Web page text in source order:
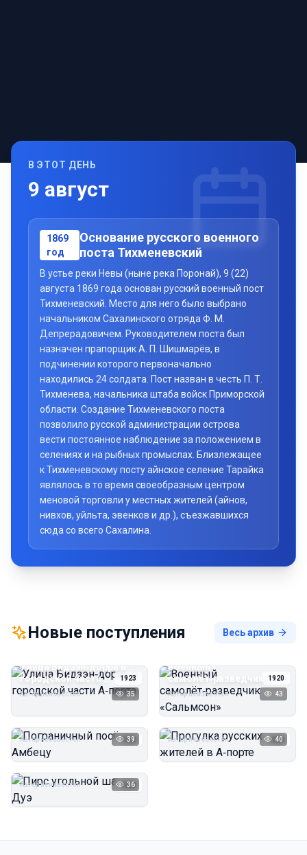
В ЭТОТ ДЕНЬ
9 август
1869
год
Основание русского военного
поста Тихменевский
В устье реки Невы (ныне река Поронай), 9 (22)
августа 1869 года основан русский военный пост
Тихменевский. Место для него было выбрано
начальником Сахалинского отряда Ф. М.
Депрерадовичем. Руководителем поста был
назначен прапорщик А. П. Шишмарёв, в
подчинении которого первоначально
находились 24 солдата. Пост назван в честь П. Т.
Тихменева, начальника штаба войск Приморской
области. Создание Тихменевского поста
позволило русской администрации острова
вести постоянное наблюдение за положением в
селениях и на рыбных промыслах. Близлежащее
к Тихменевскому посту айнское селение Тарайка
являлось в то время своеобразным центром
меновой торговли у местных жителей (айнов,
нивхов, уйльта, эвенков и др.), съезжавшихся
сюда со всего Сахалина.
Новые поступления Весь архив
1923
Улица Бидзэн‑дорри в
городской части
А‑порта
Автор неизвестен 35
1920
Военный
самолёт‑разведчик
«Сальмсон»
Автор неизвестен 43
1923
Автор неизвестен 39 1923
Прогулка русских
Автор неизвестен 40
1923
Пирс угольной шахты
Автор неизвестен 36